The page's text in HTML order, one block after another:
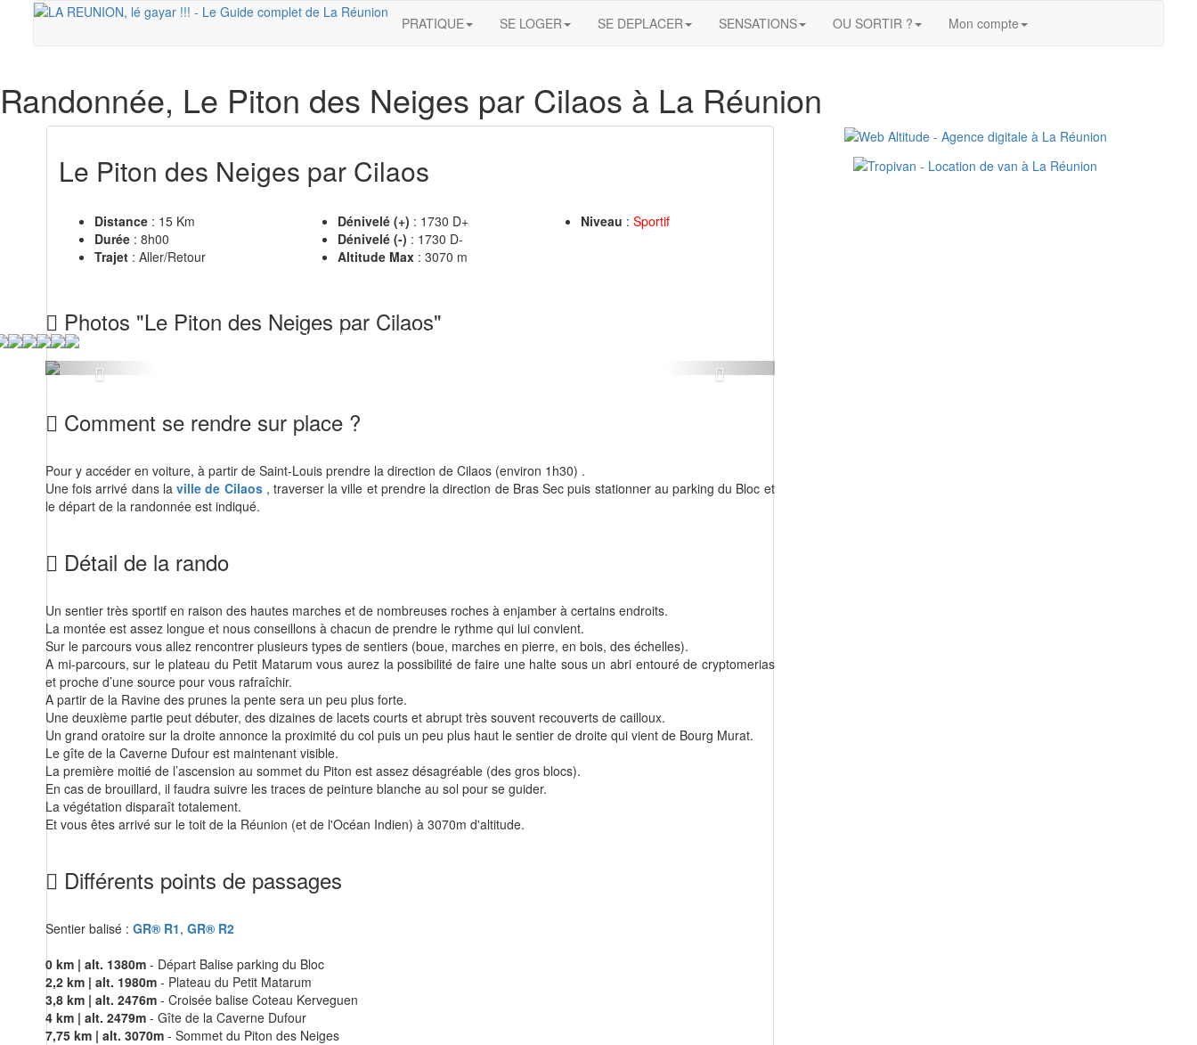
PRATIQUE SE LOGER SE DEPLACER SENSATIONS OU SORTIR ? Mon compte
Randonnée, Le Piton des Neiges par Cilaos à La Réunion
Le Piton des Neiges par Cilaos
Distance : 15 Km
Durée : 8h00
Trajet : Aller/Retour
Dénivelé (+) : 1730 D+
Dénivelé (-) : 1730 D-
Altitude Max: 3070 m
Niveau : Sportif
Photos "Le Piton des Neiges par Cilaos"
Previous Next
Comment se rendre sur place ?
Pour y accéder en voiture, à partir de Saint-Louis prendre la direction de Cilaos (environ 1h30) .
Une fois arrivé dans laville de Cilaos, traverser la ville et prendre la direction de Bras Sec puis stationner au parking du Bloc et
le départ de la randonnée est indiqué.
Détail de la rando
Un sentier très sportif en raison des hautes marches et de nombreuses roches à enjamber à certains endroits.
La montée est assez longue et nous conseillons à chacun de prendre le rythme qui lui convient.
Sur le parcours vous allez rencontrer plusieurs types de sentiers (boue, marches en pierre, en bois, des échelles).
A mi-parcours, sur le plateau du Petit Matarum vous aurez la possibilité de faire une halte sous un abri entouré de cryptomerias
et proche d’une source pour vous rafraîchir.
A partir de la Ravine des prunes la pente sera un peu plus forte.
Une deuxième partie peut débuter, des dizaines de lacets courts et abrupt très souvent recouverts de cailloux.
Un grand oratoire sur la droite annonce la proximité du col puis un peu plus haut le sentier de droite qui vient de Bourg Murat.
Le gîte de la Caverne Dufour est maintenant visible.
La première moitié de l’ascension au sommet du Piton est assez désagréable (des gros blocs).
En cas de brouillard, il faudra suivre les traces de peinture blanche au sol pour se guider.
La végétation disparaît totalement.
Et vous êtes arrivé sur le toit de la Réunion (et de l'Océan Indien) à 3070m d'altitude.
Différents points de passages
Sentier balisé : GR® R1, GR® R2
0 km | alt. 1380m - Départ Balise parking du Bloc
2,2 km | alt. 1980m - Plateau du Petit Matarum
3,8 km | alt. 2476m - Croisée balise Coteau Kerveguen
4 km | alt. 2479m - Gîte de la Caverne Dufour
7,75 km | alt. 3070m - Sommet du Piton des Neiges